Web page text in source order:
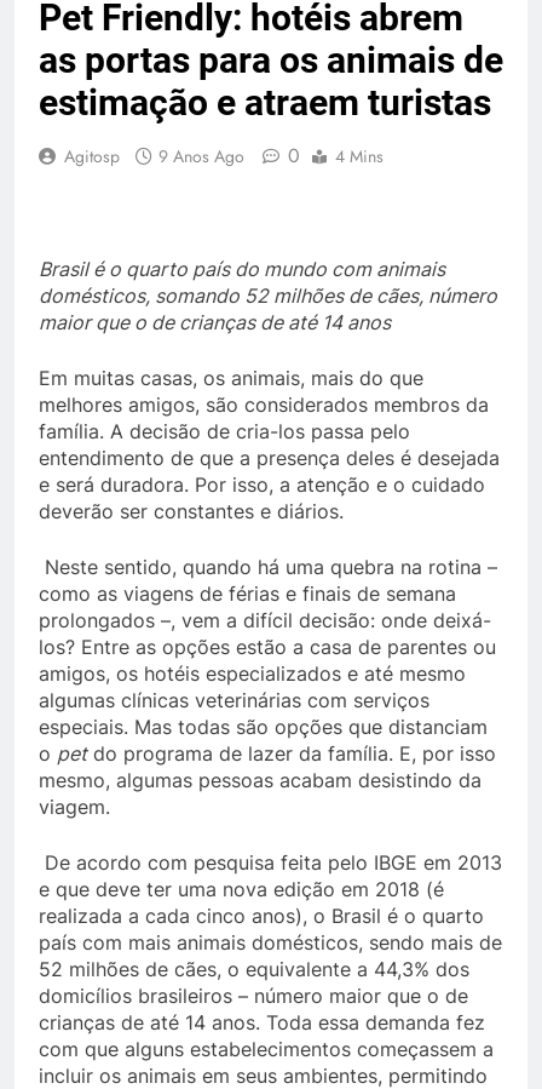
Pet Friendly: hotéis abrem
as portas para os animais de
estimação e atraem turistas
Agitosp 9 Anos Ago 0 4 Mins
Brasil é o quarto país do mundo com animais
domésticos, somando 52 milhões de cães, número
maior que o de crianças de até 14 anos
Em muitas casas, os animais, mais do que
melhores amigos, são considerados membros da
família. A decisão de cria-los passa pelo
entendimento de que a presença deles é desejada
e será duradora. Por isso, a atenção e o cuidado
deverão ser constantes e diários.
Neste sentido, quando há uma quebra na rotina –
como as viagens de férias e finais de semana
prolongados –, vem a difícil decisão: onde deixá-
los? Entre as opções estão a casa de parentes ou
amigos, os hotéis especializados e até mesmo
algumas clínicas veterinárias com serviços
especiais. Mas todas são opções que distanciam
o petdo programa de lazer da família. E, por isso
mesmo, algumas pessoas acabam desistindo da
viagem.
De acordo com pesquisa feita pelo IBGE em 2013
e que deve ter uma nova edição em 2018 (é
realizada a cada cinco anos), o Brasil é o quarto
país com mais animais domésticos, sendo mais de
52 milhões de cães, o equivalente a 44,3% dos
domicílios brasileiros – número maior que o de
crianças de até 14 anos. Toda essa demanda fez
com que alguns estabelecimentos começassem a
incluir os animais em seus ambientes, permitindo